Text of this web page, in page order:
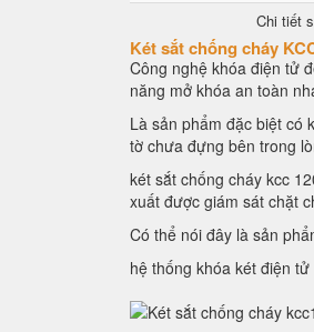
Chi tiết
Két sắt chống cháy
Công nghệ khóa điện tử
năng mở khóa an toàn
Là sản phẩm đặc biệt có
tờ chưa đựng bên trong
két sắt chống cháy kcc
xuất được giám sát chặt
Có thể nói đây là sản
hệ thống khóa két điện